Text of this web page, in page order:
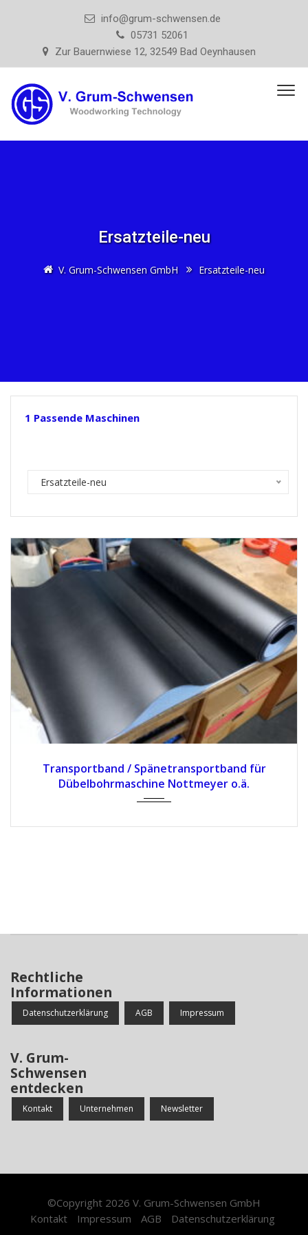
info@grum-schwensen.de
05731 52061
Zur Bauernwiese 12, 32549 Bad Oeynhausen
Ersatzteile-neu
V. Grum-Schwensen GmbH Ersatzteile-neu
1 Passende Maschinen
Ersatzteile-neu
Transportband / Spänetransportband für
Dübelbohrmaschine Nottmeyer o.ä.
Rechtliche
Informationen
Datenschutzerklärung AGB Impressum
V. Grum-
Schwensen
entdecken
Kontakt Unternehmen Newsletter
©Copyright 2026 V. Grum-Schwensen GmbH
Kontakt
Impressum AGB Datenschutzerklärung